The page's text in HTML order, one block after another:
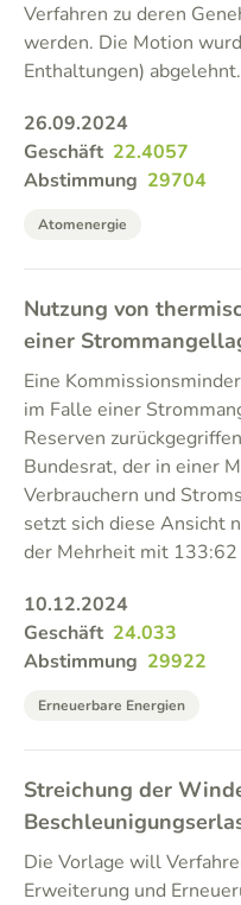
Verfahren zu deren
werden. Die Motion
Enthaltungen) abgelehnt.
26.09.2024
Geschäft 22.4057
Abstimmung 29704
Atomenergie
Nutzung von
einer
Eine
im Falle einer
Reserven
Bundesrat, der in einer
Verbrauchern und
setzt sich diese Ansicht
der Mehrheit mit 133:62
10.12.2024
Geschäft 24.033
Abstimmung 29922
Erneuerbare Energien
Streichung der
Die Vorlage will
Erweiterung und